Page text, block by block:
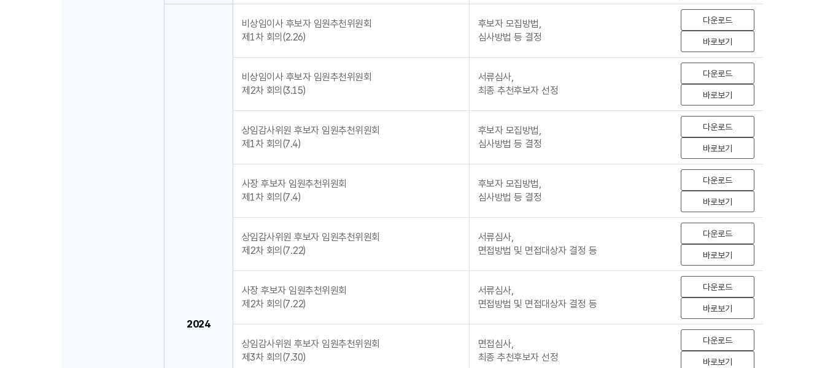
2024
비상임이사 후보자 임원추천위원회
제1차 회의(2.26)
후보자 모집방법,
심사방법 등 결정
다운로드
바로보기
비상임이사 후보자 임원추천위원회
제2차 회의(3.15)
서류심사,
최종 추천후보자 선정
다운로드
바로보기
상임감사위원 후보자 임원추천위원회
제1차 회의(7.4)
후보자 모집방법,
심사방법 등 결정
다운로드
바로보기
사장 후보자 임원추천위원회
제1차 회의(7.4)
후보자 모집방법,
심사방법 등 결정
다운로드
바로보기
상임감사위원 후보자 임원추천위원회
제2차 회의(7.22)
서류심사,
면접방법 및 면접대상자 결정 등
다운로드
바로보기
사장 후보자 임원추천위원회
제2차 회의(7.22)
서류심사,
면접방법 및 면접대상자 결정 등
다운로드
바로보기
상임감사위원 후보자 임원추천위원회
제3차 회의(7.30)
면접심사,
최종 추천후보자 선정
다운로드
바로보기